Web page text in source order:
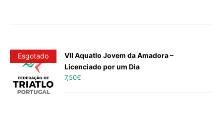
Esgotado
VII Aquatlo Jovem da Amadora –
Licenciado por um Dia
7,50€